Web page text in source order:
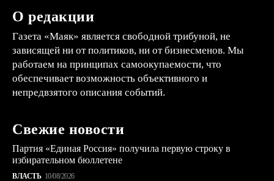
О редакции
Газета «Маяк» является свободной трибуной, не
зависящей ни от политиков, ни от бизнесменов. Мы
работаем на принципах самоокупаемости, что
обеспечивает возможность объективного и
непредвзятого описания событий.
Свежие новости
Партия «Единая Россия» получила первую строку в
избирательном бюллетене
ВЛАСТЬ 10/08/2026